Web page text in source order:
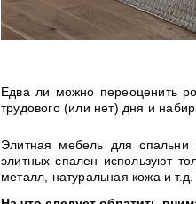
Едва ли можно переоценить
трудового (или нет) дня и
Элитная мебель для спальни
элитных спален используют
металл, натуральная кожа и т.д.